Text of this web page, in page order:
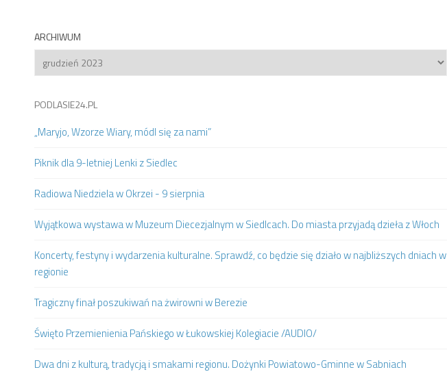
ARCHIWUM
Archiwum
PODLASIE24.PL
„Maryjo, Wzorze Wiary, módl się za nami”
Piknik dla 9-letniej Lenki z Siedlec
Radiowa Niedziela w Okrzei - 9 sierpnia
Wyjątkowa wystawa w Muzeum Diecezjalnym w Siedlcach. Do miasta przyjadą dzieła z Włoch
Koncerty, festyny i wydarzenia kulturalne. Sprawdź, co będzie się działo w najbliższych dniach w
regionie
Tragiczny finał poszukiwań na żwirowni w Berezie
Święto Przemienienia Pańskiego w Łukowskiej Kolegiacie /AUDIO/
Dwa dni z kulturą, tradycją i smakami regionu. Dożynki Powiatowo-Gminne w Sabniach